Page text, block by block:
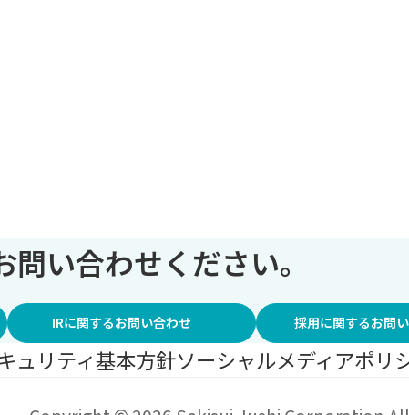
い合わせください。
IRに関するお問い合わせ 採用に関するお問
ュリティ基本方針ソーシャルメディアポリ